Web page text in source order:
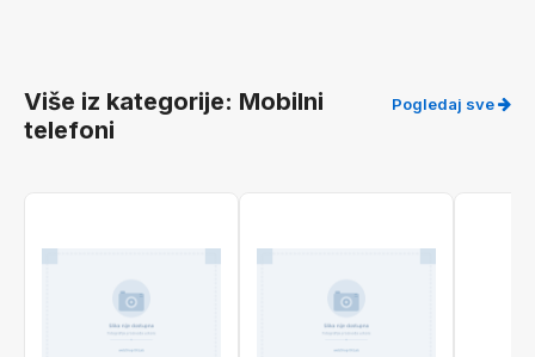
Više iz kategorije: Mobilni
telefoni
Pogledaj sve